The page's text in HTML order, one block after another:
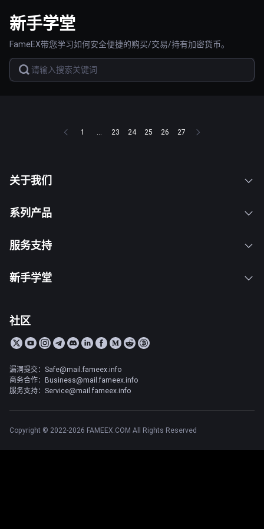
新手学堂
FameEX带您学习如何安全便捷的购买/交易/持有加密货币。
1 ... 23 24 25 26 27
关于我们
系列产品
服务支持
新手学堂
社区
漏洞提交：Safe@mail.fameex.info
商务合作：Business@mail.fameex.info
服务支持：Service@mail.fameex.info
Copyright © 2022-2026 FAMEEX.COM All Rights Reserved